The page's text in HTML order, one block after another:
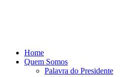
Home
Quem Somos
Palavra do Presidente